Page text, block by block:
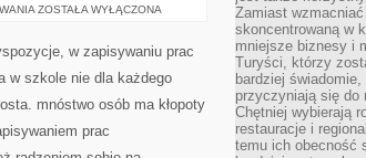
PRACA
SZKOLE,
POSIADA
OZNACZANIE
NASZEJ
ZOSTAŁA WYŁĄCZONA
w zapisywaniu prac
w szkole nie dla każdego
mnóstwo osób ma kłopoty
prac
Zamiast
skoncentrowaną w
mniejsze biznesy i
Turyści, którzy
bardziej
przyczyniają się do
Chętniej wybierają
restauracje i
temu ich obecność